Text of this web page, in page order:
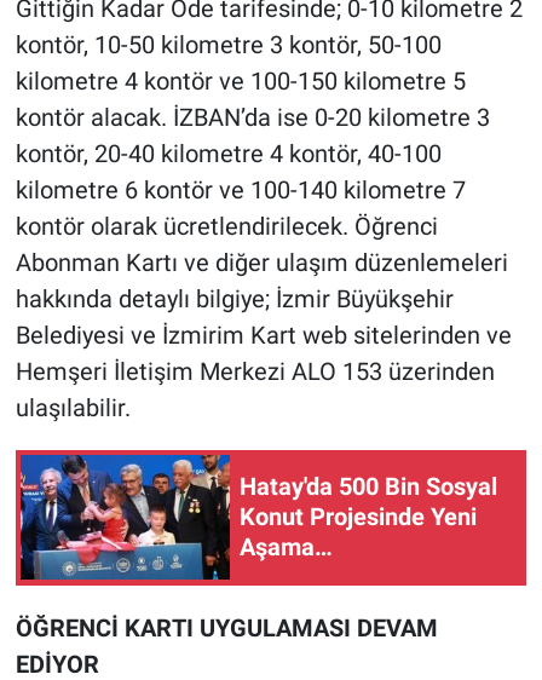
Gittiğin Kadar Öde tarifesinde; 0-10 kilometre 2
kontör, 10-50 kilometre 3 kontör, 50-100
kilometre 4 kontör ve 100-150 kilometre 5
kontör alacak. İZBAN’da ise 0-20 kilometre 3
kontör, 20-40 kilometre 4 kontör, 40-100
kilometre 6 kontör ve 100-140 kilometre 7
kontör olarak ücretlendirilecek. Öğrenci
Abonman Kartı ve diğer ulaşım düzenlemeleri
hakkında detaylı bilgiye; İzmir Büyükşehir
Belediyesi ve İzmirim Kart web sitelerinden ve
Hemşeri İletişim Merkezi ALO 153 üzerinden
ulaşılabilir.
Hatay'da 500 Bin Sosyal
Konut Projesinde Yeni
Aşama…
ÖĞRENCİ KARTI UYGULAMASI DEVAM
EDİYOR